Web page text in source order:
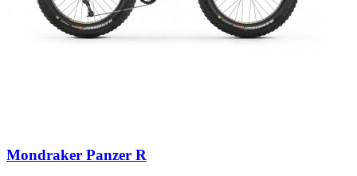
Mondraker Panzer R